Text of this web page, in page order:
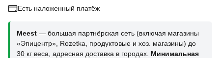
Есть наложенный платёж
Meest — большая партнёрская сеть (включая магазины
«Эпицентр», Rozetka, продуктовые и хоз. магазины) до
30 кг веса, адресная доставка в городах. Минимальная